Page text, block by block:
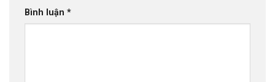
Bình luận *